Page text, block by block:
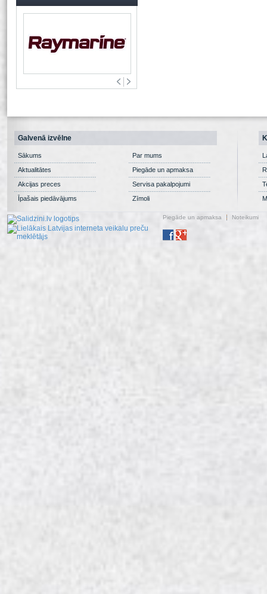
Galvenā izvēlne
Sākums
Aktualitātes
Akcijas preces
Īpašais piedāvājums
Par mums
Piegāde un apmaksa
Servisa pakalpojumi
Zīmoli
Piegāde un apmaksa Noteikumi